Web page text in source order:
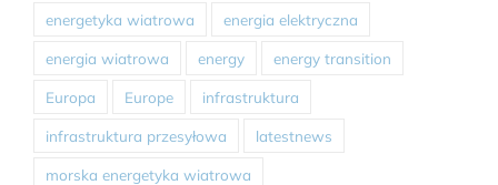
energetyka wiatrowa energia elektryczna
energia wiatrowa energy energy transition
Europa Europe infrastruktura
infrastruktura przesyłowa latestnews
morska energetyka wiatrowa